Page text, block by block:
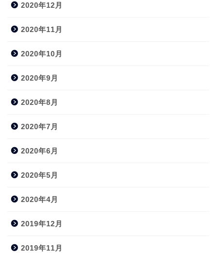
2020年12月
2020年11月
2020年10月
2020年9月
2020年8月
2020年7月
2020年6月
2020年5月
2020年4月
2019年12月
2019年11月